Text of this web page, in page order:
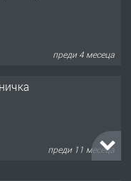
преди 4 месеца
преди 11 месеца